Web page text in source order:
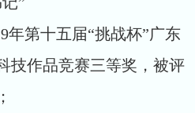
年第十五届“挑战杯”广东
技作品竞赛三等奖，被评